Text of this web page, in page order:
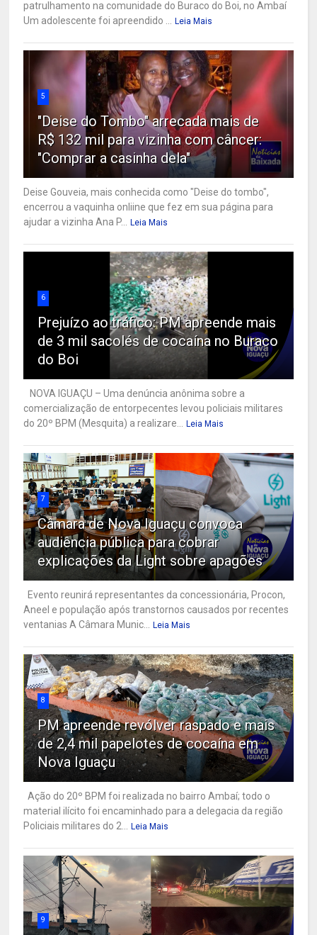
patrulhamento na comunidade do Buraco do Boi, no Ambaí
Um adolescente foi apreendido ...
Leia Mais
5
"Deise do Tombo" arrecada mais de
R$ 132 mil para vizinha com câncer:
"Comprar a casinha dela"
Deise Gouveia, mais conhecida como "Deise do tombo",
encerrou a vaquinha onliine que fez em sua página para
ajudar a vizinha Ana P...
Leia Mais
6
Prejuízo ao tráfico: PM apreende mais
de 3 mil sacolés de cocaína no Buraco
do Boi
NOVA IGUAÇU – Uma denúncia anônima sobre a
comercialização de entorpecentes levou policiais militares
do 20º BPM (Mesquita) a realizare...
Leia Mais
7
Câmara de Nova Iguaçu convoca
audiência pública para cobrar
explicações da Light sobre apagões
Evento reunirá representantes da concessionária, Procon,
Aneel e população após transtornos causados por recentes
ventanias A Câmara Munic...
Leia Mais
8
PM apreende revólver raspado e mais
de 2,4 mil papelotes de cocaína em
Nova Iguaçu
Ação do 20º BPM foi realizada no bairro Ambaí; todo o
material ilícito foi encaminhado para a delegacia da região
Policiais militares do 2...
Leia Mais
9